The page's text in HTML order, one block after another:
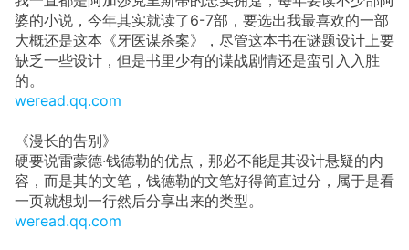
婆的小说，今年其实就读了6-7部，要选出我最喜欢的一部
大概还是这本《牙医谋杀案》，尽管这本书在谜题设计上要
缺乏一些设计，但是书里少有的谍战剧情还是蛮引入入胜
的。
weread.qq.com
《漫长的告别》
硬要说雷蒙德·钱德勒的优点，那必不能是其设计悬疑的内
容，而是其的文笔，钱德勒的文笔好得简直过分，属于是看
一页就想划一行然后分享出来的类型。
weread.qq.com